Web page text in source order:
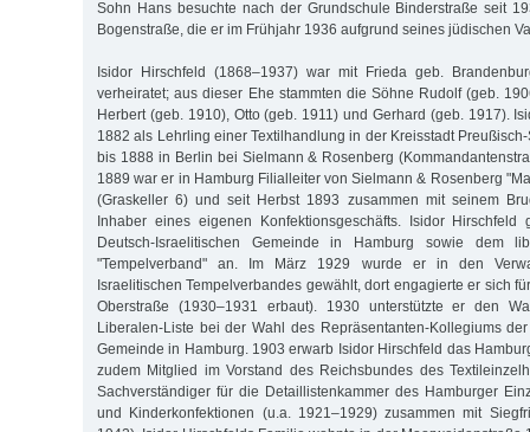
Sohn Hans besuchte nach der Grundschule Binderstraße seit
Bogenstraße, die er im Frühjahr 1936 aufgrund seines jüdischen
Isidor Hirschfeld (1868–1937) war mit Frieda geb.
verheiratet; aus dieser Ehe stammten die Söhne Rudolf (geb.
Herbert (geb. 1910), Otto (geb. 1911) und Gerhard (geb. 1917).
1882 als Lehrling einer Textilhandlung in der Kreisstadt
bis 1888 in Berlin bei Sielmann & Rosenberg
1889 war er in Hamburg Filialleiter von Sielmann & Rosenberg
(Graskeller 6) und seit Herbst 1893 zusammen mit seinem
Inhaber eines eigenen Konfektionsgeschäfts. Isidor
Deutsch-Israelitischen Gemeinde in Hamburg sowie dem
"Tempelverband" an. Im März 1929 wurde er in den
Israelitischen Tempelverbandes gewählt, dort engagierte er sich
Oberstraße (1930–1931 erbaut). 1930 unterstützte er den
Liberalen-Liste bei der Wahl des Repräsentanten-Kollegiums
Gemeinde in Hamburg. 1903 erwarb Isidor Hirschfeld das
zudem Mitglied im Vorstand des Reichsbundes des
Sachverständiger für die Detaillistenkammer des Hamburger
und Kinderkonfektionen (u.a. 1921–1929) zusammen mit